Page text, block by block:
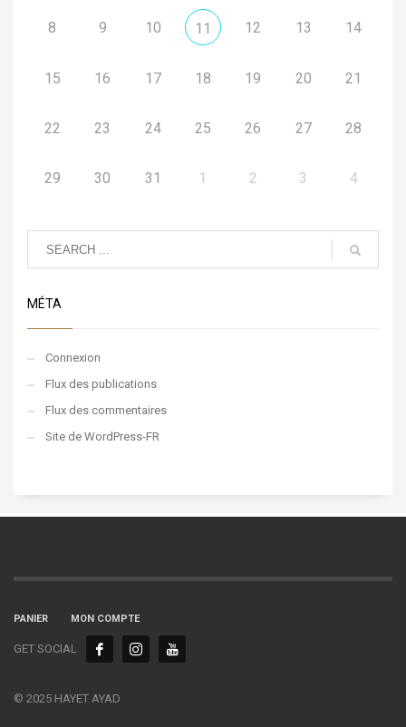
8 9 10 11 12 13 14
15 16 17 18 19 20 21
22 23 24 25 26 27 28
29 30 31 1 2 3 4
MÉTA
Connexion
Flux des publications
Flux des commentaires
Site de WordPress-FR
PANIER MON COMPTE
GET SOCIAL
© 2025 HAYET AYAD